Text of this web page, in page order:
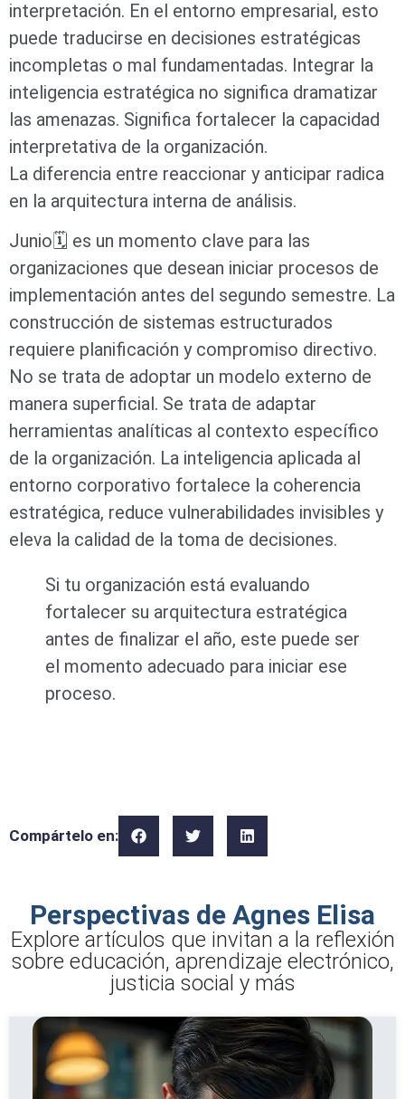
interpretación. En el entorno empresarial, esto
puede traducirse en decisiones estratégicas
incompletas o mal fundamentadas. Integrar la
inteligencia estratégica no significa dramatizar
las amenazas. Significa fortalecer la capacidad
interpretativa de la organización.
La diferencia entre reaccionar y anticipar radica
en la arquitectura interna de análisis.
Junio🗓️ es un momento clave para las
organizaciones que desean iniciar procesos de
implementación antes del segundo semestre. La
construcción de sistemas estructurados
requiere planificación y compromiso directivo.
No se trata de adoptar un modelo externo de
manera superficial. Se trata de adaptar
herramientas analíticas al contexto específico
de la organización. La inteligencia aplicada al
entorno corporativo fortalece la coherencia
estratégica, reduce vulnerabilidades invisibles y
eleva la calidad de la toma de decisiones.
Si tu organización está evaluando
fortalecer su arquitectura estratégica
antes de finalizar el año, este puede ser
el momento adecuado para iniciar ese
proceso.
Compártelo en:
Perspectivas de Agnes Elisa
Explore artículos que invitan a la reflexión
sobre educación, aprendizaje electrónico,
justicia social y más